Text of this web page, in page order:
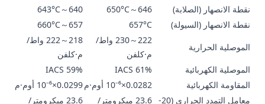
نقطة الانصهار (الصلابة)
646～650°C
640～643°C
نقطة الانصهار (السيولة)
657°C
657～660°C
الموصلية الحرارية
222～230 واط/
م·كلفن
218～222 واط/
م·كلفن
الموصلية الكهربائية
61% IACS
59% IACS
المقاومة الكهربائية
0.0282×10⁻⁶ أوم·م
0.0299×10⁻⁶ أوم·م
معامل التمدد الحراري (20-
23.6 ميكرومتر/
23.6 ميكرومتر/